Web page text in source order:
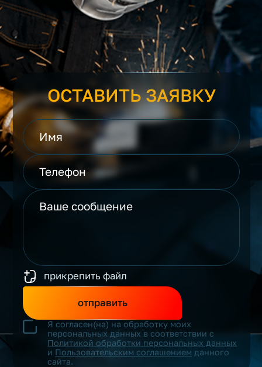
ОСТАВИТЬ ЗАЯВКУ
прикрепить файл
отправить
Я согласен(на) на обработку моих
персональных данных в соответствии с
Политикой обработки персональных данных
и Пользовательским соглашением данного
сайта.